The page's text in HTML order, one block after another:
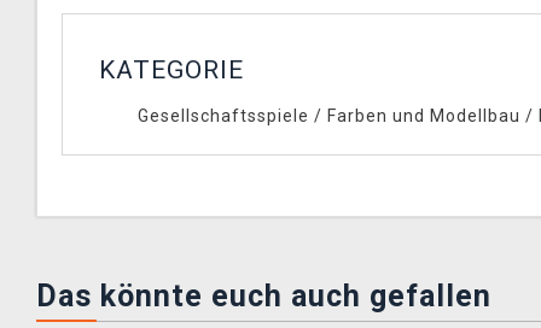
KATEGORIE
Gesellschaftsspiele / Farben und Modellbau /
Das könnte euch auch gefallen